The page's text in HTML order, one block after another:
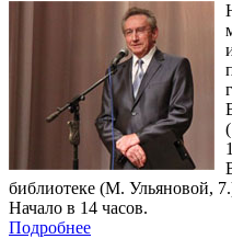
библиотеке (М. Ульяновой,
Начало в 14 часов.
Подробнее